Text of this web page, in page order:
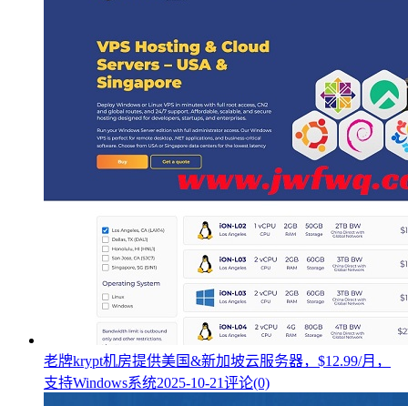
老牌krypt机房提供美国&新加坡云服务器，$12.99/月，
支持Windows系统2025-10-21评论(0)